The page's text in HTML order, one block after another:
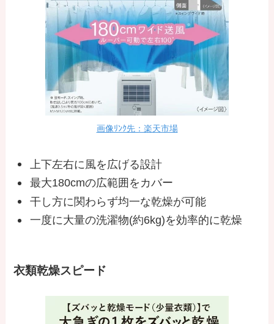
画像ﾘﾝｸ先：楽天市場
上下左右に風を広げる設計
最大180cmの広範囲をカバー
干し方に関わらず均一な乾燥が可能
一度に大量の洗濯物(約6kg)を効率的に乾燥
衣類乾燥スピード